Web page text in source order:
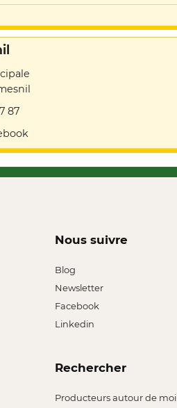
87
Nous suivre
Blog
Newsletter
Facebook
Linkedin
Rechercher
Producteurs autour de moi